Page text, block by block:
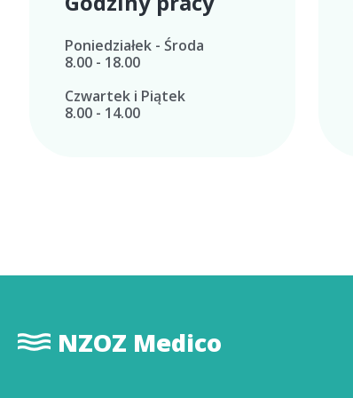
Poniedziałek - Środa
8.00 - 18.00
Czwartek i Piątek
8.00 - 14.00
NZOZ Medico